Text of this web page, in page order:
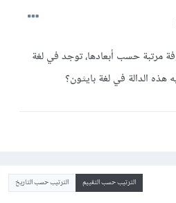
مرتبة حسب أبعادها، توجد في لغة
الترتيب حسب التقييم الترتيب حسب التاريخ